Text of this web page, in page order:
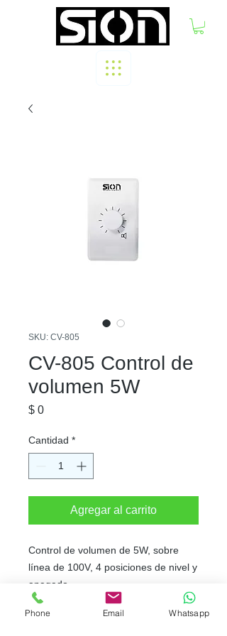
SKU: CV-805
CV-805 Control de
volumen 5W
$ 0Precio
Cantidad *
Agregar al carrito
Control de volumen de 5W, sobre
línea de 100V, 4 posiciones de nivel y
apagado.
Phone Email Whatsapp